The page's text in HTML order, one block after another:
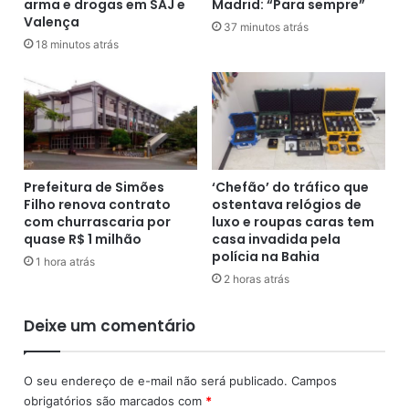
Jogo: México x África do Sul
Campeonato: Copa do Mundo 2026
Rodada: 1ª rodada do Grupo A
Data: Quinta-feira, 11 de junho de 2026
Horário: 16h (de Brasília)
Local: Estádio Azteca, Cidade do México
Onde assistir: TV Globo, ge TV, SporTV, CazéTV, N
Sports e SBT
Uniformes do México para
Copa do Mundo 2026
a
d
e
e
n
a
l
p
r
1
6
s
o
r
p
õ
e
s
e
c
l
o
c
a
i
a
n
arma e drogas em SAJ e
Valença
18 minutos atrás
Madrid: “Para sempre”
37 minutos atrás
Prefeitura de Simões
Filho renova contrato
com churrascaria por
quase R$ 1 milhão
1 hora atrás
‘Chefão’ do tráfico que
ostentava relógios de
luxo e roupas caras tem
casa invadida pela
polícia na Bahia
2 horas atrás
Deixe um comentário
O seu endereço de e-mail não será publicado. Campos
obrigatórios são marcados com *